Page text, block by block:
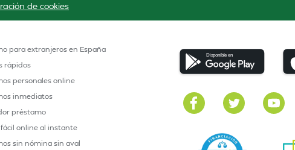
de cookies
para extranjeros en España
rápidos
personales online
inmediatos
préstamo
online al instante
sin nómina sin aval